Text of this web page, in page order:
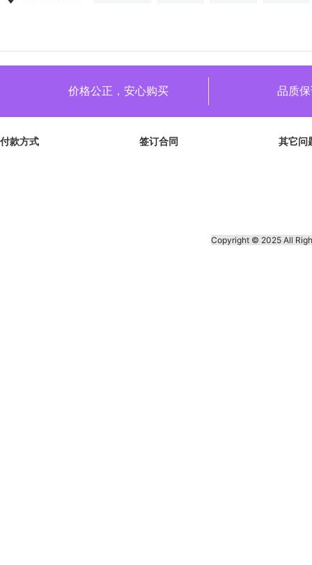
价格公正，安心购买 品质
付款方式 签订合同 其它问
Copyright © 2025 All